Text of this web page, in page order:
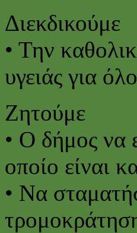
Διεκδικούμε
• Την
υγειάς για
Ζητούμε
• Ο δήμος να
οποίο είναι
• Να